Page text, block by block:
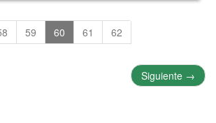
59 60 61 62
Siguiente →